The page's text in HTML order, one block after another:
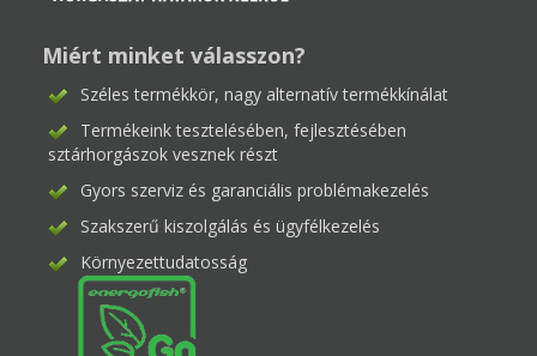
Miért minket válasszon?
Széles termékkör, nagy alternatív termékkínálat
Termékeink tesztelésében, fejlesztésében
sztárhorgászok vesznek részt
Gyors szerviz és garanciális problémakezelés
Szakszerű kiszolgálás és ügyfélkezelés
Környezettudatosság